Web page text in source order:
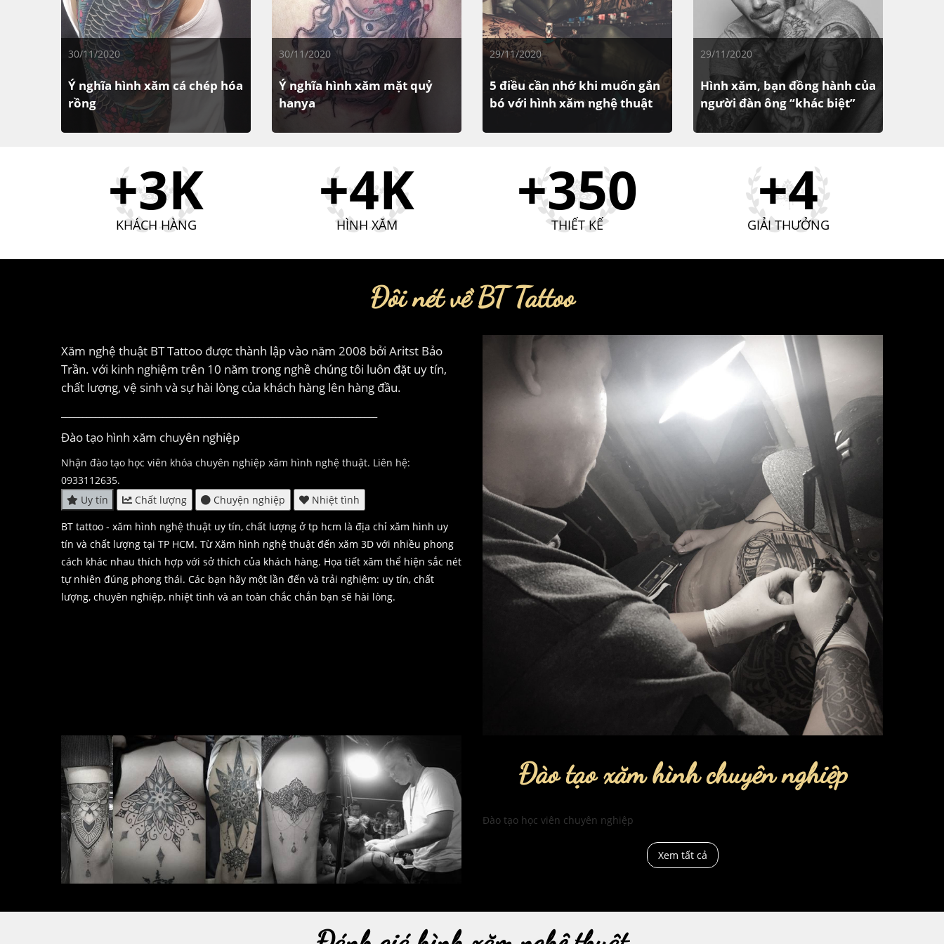
30/11/2020
Ý nghĩa hình xăm cá chép hóa
rồng
Hình xăm cá chép hóa rồng, đó là
rất nổi tiếng trong giới trẻ....
30/11/2020
Ý nghĩa hình xăm mặt quỷ
hanya
Không phải ai cũng dám xăm hình
bạn. Một số quan niệm cho...
29/11/2020
5 điều cần nhớ khi muốn gắn
bó với hình xăm nghệ thuật
người trong gần một thập niên trở
29/11/2020
Hình xăm, bạn đồng hành của
người đàn ông “khác biệt”
Đôi khi phong cách của đàn ông
mà chỉ một hình xăm ở cánh tay
+3K
KHÁCH HÀNG +4K
HÌNH XĂM +350
THIẾT KẾ +4
GIẢI THƯỞNG
Đôi nét về BT Tattoo
Xăm nghệ thuật BT Tattoo được thành lập vào năm 2008 bởi Aritst Bảo
Trần. với kinh nghiệm trên 10 năm trong nghề chúng tôi luôn đặt uy tín,
chất lượng, vệ sinh và sự hài lòng của khách hàng lên hàng đầu.
Đào tạo hình xăm chuyên nghiệp
Nhận đào tạo học viên khóa chuyên nghiệp xăm hình nghệ thuật. Liên hệ:
0933112635.
Uy tín
Chất lượng Chuyện nghiệp
Nhiệt tình
BT tattoo - xăm hình nghệ thuật uy tín, chất lượng ở tp hcm là địa chỉ xăm hình uy
tín và chất lượng tại TP HCM. Từ Xăm hình nghệ thuật đến xăm 3D với nhiều phong
cách khác nhau thích hợp với sở thích của khách hàng. Họa tiết xăm thể hiện sắc nét
tự nhiên đúng phong thái. Các bạn hãy một lần đến và trải nghiệm: uy tín, chất
lượng, chuyên nghiệp, nhiệt tình và an toàn chắc chắn bạn sẽ hài lòng.
Đào tạo xăm hình chuyên nghiệp
Đào tạo học viên chuyên nghiệp
Xem tất cả